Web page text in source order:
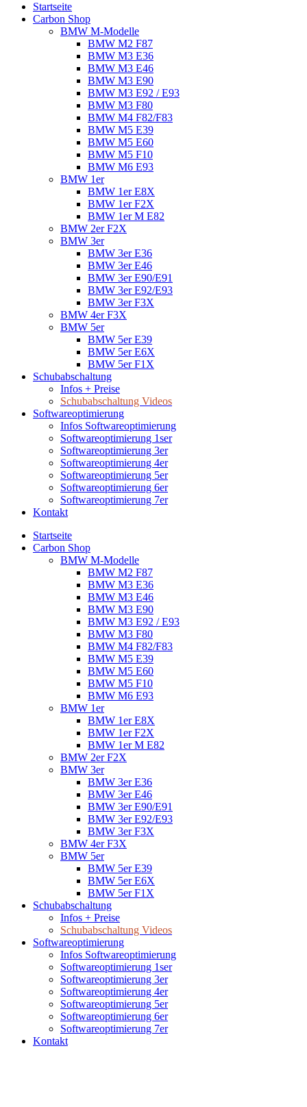
Startseite
Carbon Shop
BMW M-Modelle
BMW M2 F87
BMW M3 E36
BMW M3 E46
BMW M3 E90
BMW M3 E92 / E93
BMW M3 F80
BMW M4 F82/F83
BMW M5 E39
BMW M5 E60
BMW M5 F10
BMW M6 E93
BMW 1er
BMW 1er E8X
BMW 1er F2X
BMW 1er M E82
BMW 2er F2X
BMW 3er
BMW 3er E36
BMW 3er E46
BMW 3er E90/E91
BMW 3er E92/E93
BMW 3er F3X
BMW 4er F3X
BMW 5er
BMW 5er E39
BMW 5er E6X
BMW 5er F1X
Schubabschaltung
Infos + Preise
Schubabschaltung Videos
Softwareoptimierung
Infos Softwareoptimierung
Softwareoptimierung 1ser
Softwareoptimierung 3er
Softwareoptimierung 4er
Softwareoptimierung 5er
Softwareoptimierung 6er
Softwareoptimierung 7er
Kontakt
Startseite
Carbon Shop
BMW M-Modelle
BMW M2 F87
BMW M3 E36
BMW M3 E46
BMW M3 E90
BMW M3 E92 / E93
BMW M3 F80
BMW M4 F82/F83
BMW M5 E39
BMW M5 E60
BMW M5 F10
BMW M6 E93
BMW 1er
BMW 1er E8X
BMW 1er F2X
BMW 1er M E82
BMW 2er F2X
BMW 3er
BMW 3er E36
BMW 3er E46
BMW 3er E90/E91
BMW 3er E92/E93
BMW 3er F3X
BMW 4er F3X
BMW 5er
BMW 5er E39
BMW 5er E6X
BMW 5er F1X
Schubabschaltung
Infos + Preise
Schubabschaltung Videos
Softwareoptimierung
Infos Softwareoptimierung
Softwareoptimierung 1ser
Softwareoptimierung 3er
Softwareoptimierung 4er
Softwareoptimierung 5er
Softwareoptimierung 6er
Softwareoptimierung 7er
Kontakt